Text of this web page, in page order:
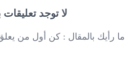
لا توجد تعليقات
ما رأيك بالمقال : كن أول من